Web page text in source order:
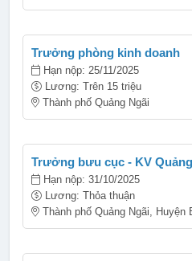
Trưởng phòng kinh doanh
Hạn nộp: 25/11/2025
Lương: Trên 15 triệu
Thành phố Quảng Ngãi
Trưởng bưu cục - KV
Hạn nộp: 31/10/2025
Lương: Thỏa thuận
Thành phố Quảng Ngãi, Huyện Bình